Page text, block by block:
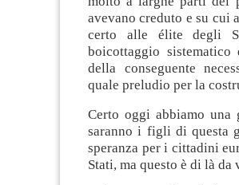
avevano creduto e su cui
certo alle élite degli
boicottaggio
della conseguente
quale preludio per la
Certo oggi abbiamo una
saranno i figli di questa
speranza per i cittadini
Stati, ma questo è di là da